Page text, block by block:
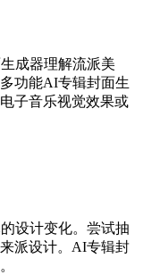
成器理解流派美
功能AI专辑封面生
子音乐视觉效果或
设计变化。尝试抽
派设计。AI专辑封